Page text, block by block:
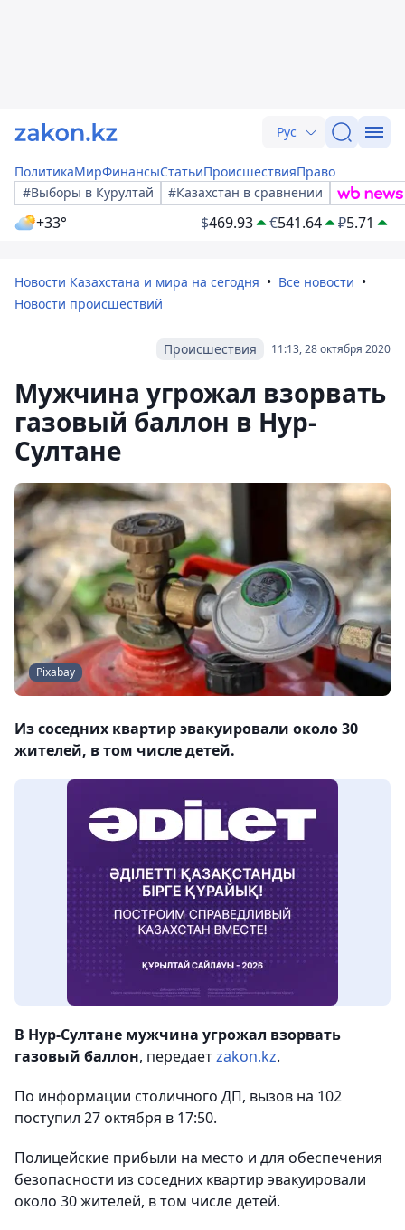
Рус
ПолитикаМирФинансыСтатьиПроисшествияПраво
#Выборы в Курултай
#Казахстан в сравнении
+33° $469.93 €541.64 ₽5.71
Новости Казахстана и мира на сегодня
Все новости
Новости происшествий
11:13, 28 октября 2020
Происшествия
Мужчина угрожал взорвать
газовый баллон в Нур-
Султане
Pixabay
Из соседних квартир эвакуировали около 30
жителей, в том числе детей.
В Нур-Султане мужчина угрожал взорвать
газовый баллон, передаетzakon.kz.
По информации столичного ДП, вызов на 102
поступил 27 октября в 17:50.
Полицейские прибыли на место и для обеспечения
безопасности из соседних квартир эвакуировали
около 30 жителей, в том числе детей.